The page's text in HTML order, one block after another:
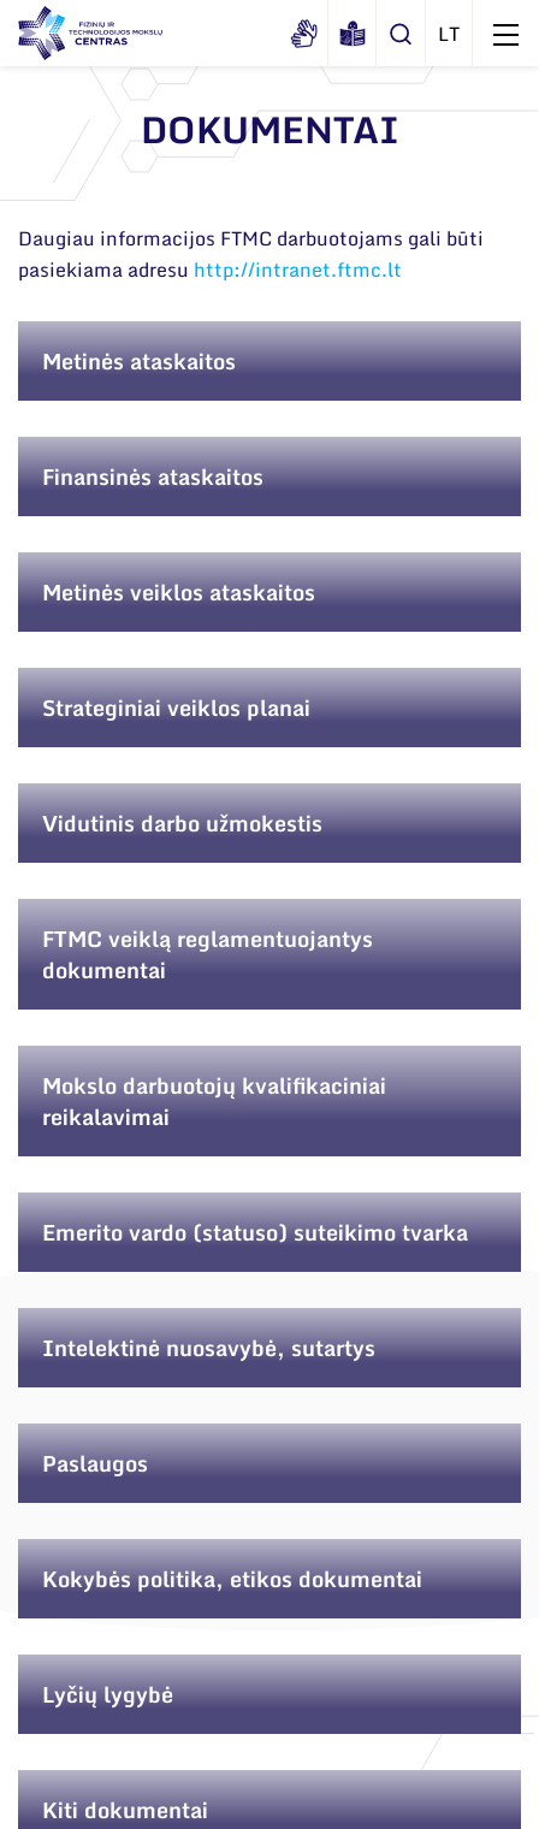
Apie mus
Sertifikatai ir akreditavimo pažymėjimai
Korupcijos prevencija
Duomenų apsauga
Darbuotojams
Nuorodos
organizacijose bei asociacijose
Struktūra
Administracija
Administraciniai skyriai
Mokslo taryba
Tarptautinė patarėjų taryba
Mokslininkai emeritai
Renginiai
Tinklalaidės
Leidiniai
Administracija
Darbuotojų kontaktai
DOKUMENTAI
Daugiau informacijos FTMC darbuotojams gali būti
pasiekiama adresu http://intranet.ftmc.lt
Metinės ataskaitos
Finansinės ataskaitos
Metinės veiklos ataskaitos
Strateginiai veiklos planai
Vidutinis darbo užmokestis
FTMC veiklą reglamentuojantys
dokumentai
Mokslo darbuotojų kvalifikaciniai
reikalavimai
Emerito vardo (statuso) suteikimo tvarka
Intelektinė nuosavybė, sutartys
Paslaugos
Kokybės politika, etikos dokumentai
Lyčių lygybė
Kiti dokumentai